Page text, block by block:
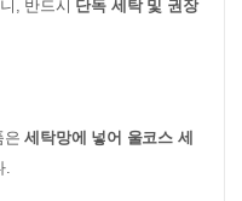
, 반드시 단독 세탁 및 권장
은세탁망에 넣어 울코스 세